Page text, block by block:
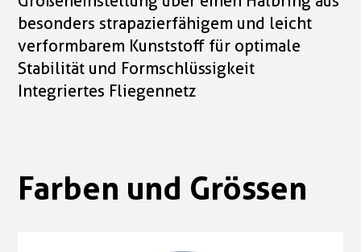
besonders strapazierfähigem und leicht
verformbarem Kunststoff für optimale
Stabilität und Formschlüssigkeit
Integriertes Fliegennetz
Farben und Grössen